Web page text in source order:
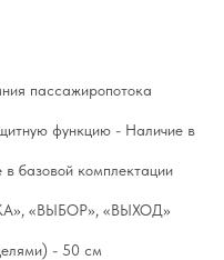
пассажиропотока
функцию - Наличие в
базовой комплектации
«ВЫБОР», «ВЫХОД»
- 50 см